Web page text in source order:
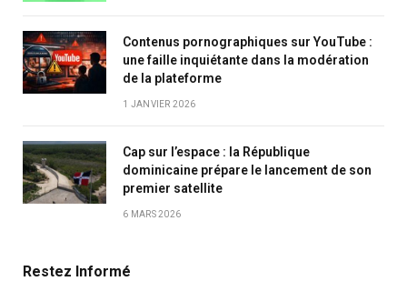
Contenus pornographiques sur YouTube :
une faille inquiétante dans la modération
de la plateforme
1 JANVIER 2026
Cap sur l’espace : la République
dominicaine prépare le lancement de son
premier satellite
6 MARS 2026
Restez Informé